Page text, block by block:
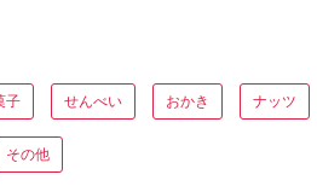
子 せんべい おかき ナッツ
その他